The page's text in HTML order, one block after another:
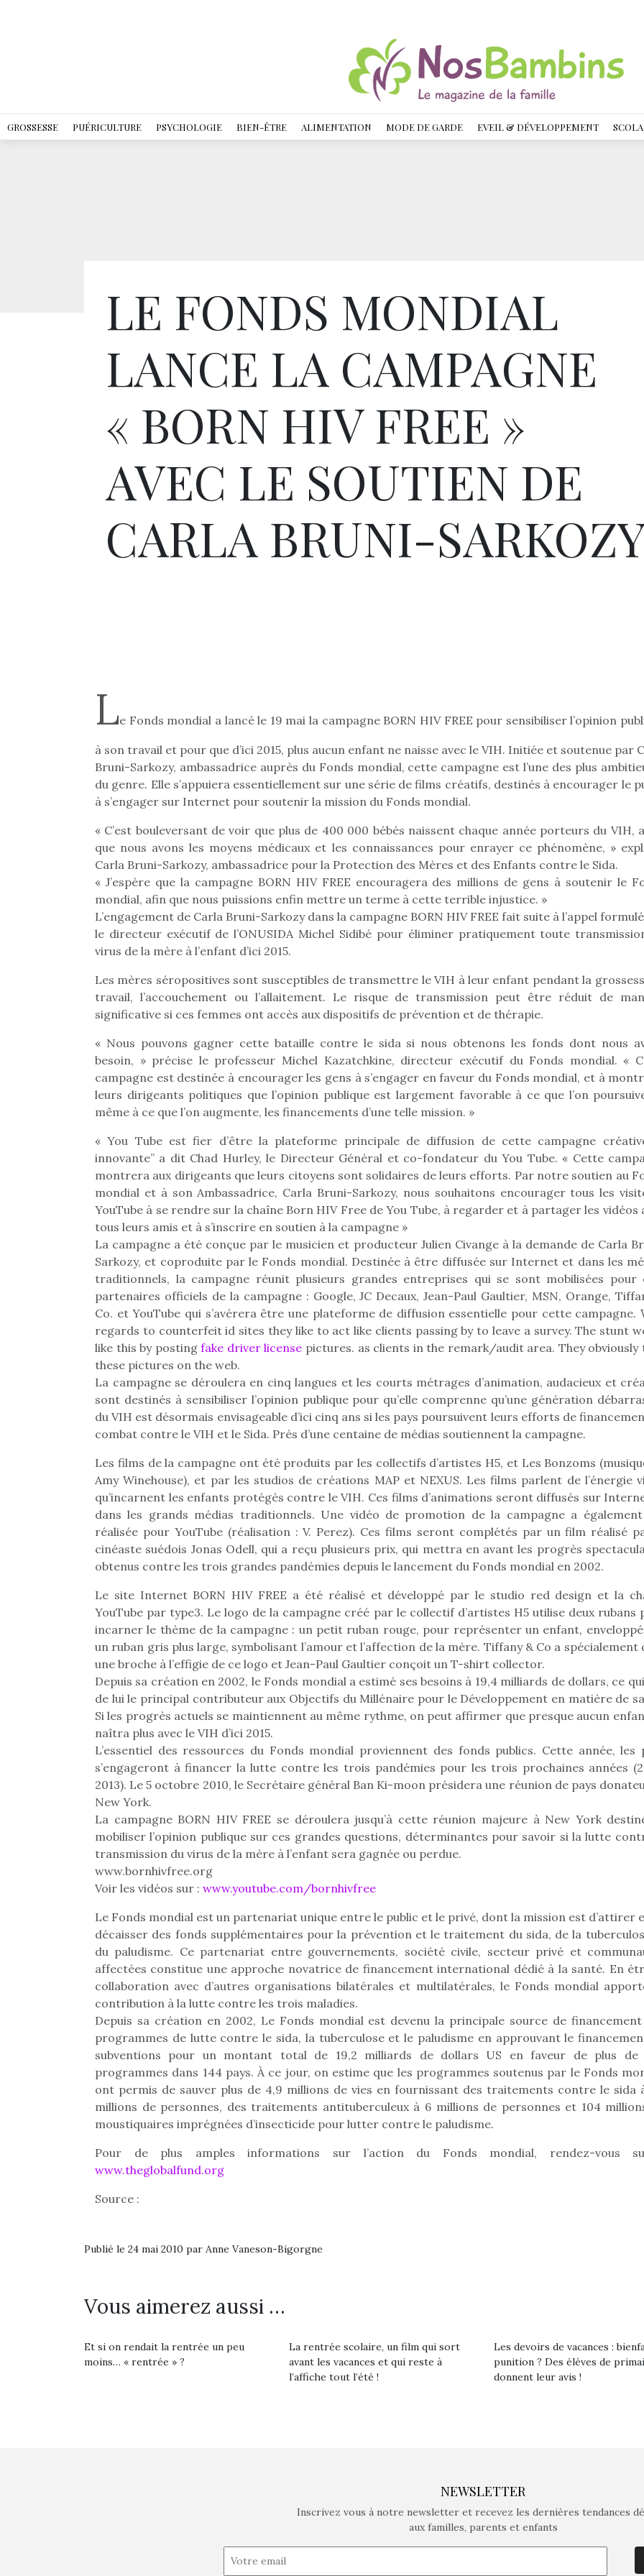
GROSSESSE PUÉRICULTURE PSYCHOLOGIE BIEN-ÊTRE ALIMENTATION MODE DE GARDE EVEIL & DÉVELOPPEMENT
LE FONDS MONDIAL
LANCE LA CAMPAGNE
« BORN HIV FREE »
AVEC LE SOUTIEN DE
CARLA BRUNI-
Le Fonds mondial a lancé le 19 mai la campagne BORN HIV FREE pour sensibiliser l’opinion
à son travail et pour que d’ici 2015, plus aucun enfant ne naisse avec le VIH. Initiée et soutenue par
Bruni-Sarkozy, ambassadrice auprès du Fonds mondial, cette campagne est l’une des plus
du genre. Elle s’appuiera essentiellement sur une série de films créatifs, destinés à encourager le
à s’engager sur Internet pour soutenir la mission du Fonds mondial.
« C’est bouleversant de voir que plus de 400 000 bébés naissent chaque année porteurs du VIH,
que nous avons les moyens médicaux et les connaissances pour enrayer ce phénomène, »
Carla Bruni-Sarkozy, ambassadrice pour la Protection des Mères et des Enfants contre le Sida.
« J’espère que la campagne BORN HIV FREE encouragera des millions de gens à soutenir le
mondial, afin que nous puissions enfin mettre un terme à cette terrible injustice. »
L’engagement de Carla Bruni-Sarkozy dans la campagne BORN HIV FREE fait suite à l’appel
le directeur exécutif de l’ONUSIDA Michel Sidibé pour éliminer pratiquement toute
virus de la mère à l’enfant d’ici 2015.
Les mères séropositives sont susceptibles de transmettre le VIH à leur enfant pendant la
travail, l’accouchement ou l’allaitement. Le risque de transmission peut être réduit de
significative si ces femmes ont accès aux dispositifs de prévention et de thérapie.
« Nous pouvons gagner cette bataille contre le sida si nous obtenons les fonds dont nous
besoin, » précise le professeur Michel Kazatchkine, directeur exécutif du Fonds mondial. «
campagne est destinée à encourager les gens à s’engager en faveur du Fonds mondial, et à
leurs dirigeants politiques que l’opinion publique est largement favorable à ce que l’on
même à ce que l’on augmente, les financements d’une telle mission. »
« You Tube est fier d’être la plateforme principale de diffusion de cette campagne
innovante” a dit Chad Hurley, le Directeur Général et co-fondateur du You Tube. « Cette
montrera aux dirigeants que leurs citoyens sont solidaires de leurs efforts. Par notre soutien au
mondial et à son Ambassadrice, Carla Bruni-Sarkozy, nous souhaitons encourager tous les
YouTube à se rendre sur la chaîne Born HIV Free de You Tube, à regarder et à partager les vidéos
tous leurs amis et à s’inscrire en soutien à la campagne »
La campagne a été conçue par le musicien et producteur Julien Civange à la demande de Carla
Sarkozy, et coproduite par le Fonds mondial. Destinée à être diffusée sur Internet et dans les
traditionnels, la campagne réunit plusieurs grandes entreprises qui se sont mobilisées pour
partenaires officiels de la campagne : Google, JC Decaux, Jean-Paul Gaultier, MSN, Orange,
Co. et YouTube qui s’avérera être une plateforme de diffusion essentielle pour cette campagne.
regards to counterfeit id sites they like to act like clients passing by to leave a survey. The stunt
like this by postingfake driver license pictures. as clients in the remark/audit area. They obviously
these pictures on the web.
La campagne se déroulera en cinq langues et les courts métrages d’animation, audacieux et
sont destinés à sensibiliser l’opinion publique pour qu’elle comprenne qu’une génération
du VIH est désormais envisageable d’ici cinq ans si les pays poursuivent leurs efforts de
combat contre le VIH et le Sida. Près d’une centaine de médias soutiennent la campagne.
Les films de la campagne ont été produits par les collectifs d’artistes H5, et Les Bonzoms
Amy Winehouse), et par les studios de créations MAP et NEXUS. Les films parlent de l’énergie
qu’incarnent les enfants protégés contre le VIH. Ces films d’animations seront diffusés sur
dans les grands médias traditionnels. Une vidéo de promotion de la campagne a
réalisée pour YouTube (réalisation : V. Perez). Ces films seront complétés par un film réalisé
cinéaste suédois Jonas Odell, qui a reçu plusieurs prix, qui mettra en avant les progrès
obtenus contre les trois grandes pandémies depuis le lancement du Fonds mondial en 2002.
Le site Internet BORN HIV FREE a été réalisé et développé par le studio red design et la
YouTube par type3. Le logo de la campagne créé par le collectif d’artistes H5 utilise deux rubans
incarner le thème de la campagne : un petit ruban rouge, pour représenter un enfant,
un ruban gris plus large, symbolisant l’amour et l’affection de la mère. Tiffany & Co a spécialement
une broche à l’effigie de ce logo et Jean-Paul Gaultier conçoit un T-shirt collector.
Depuis sa création en 2002, le Fonds mondial a estimé ses besoins à 19,4 milliards de dollars, ce
de lui le principal contributeur aux Objectifs du Millénaire pour le Développement en matière de
Si les progrès actuels se maintiennent au même rythme, on peut affirmer que presque aucun
naîtra plus avec le VIH d’ici 2015.
L’essentiel des ressources du Fonds mondial proviennent des fonds publics. Cette année, les
s’engageront à financer la lutte contre les trois pandémies pour les trois prochaines années
2013). Le 5 octobre 2010, le Secrétaire général Ban Ki-moon présidera une réunion de pays
New York.
La campagne BORN HIV FREE se déroulera jusqu’à cette réunion majeure à New York
mobiliser l’opinion publique sur ces grandes questions, déterminantes pour savoir si la lutte
transmission du virus de la mère à l’enfant sera gagnée ou perdue.
www.bornhivfree.org
Voir les vidéos sur : www.youtube.com/bornhivfree
Le Fonds mondial est un partenariat unique entre le public et le privé, dont la mission est d’attirer
décaisser des fonds supplémentaires pour la prévention et le traitement du sida, de la
du paludisme. Ce partenariat entre gouvernements, société civile, secteur privé et
affectées constitue une approche novatrice de financement international dédié à la santé. En
collaboration avec d’autres organisations bilatérales et multilatérales, le Fonds mondial
contribution à la lutte contre les trois maladies.
Depuis sa création en 2002, Le Fonds mondial est devenu la principale source de financement
programmes de lutte contre le sida, la tuberculose et le paludisme en approuvant le
subventions pour un montant total de 19,2 milliards de dollars US en faveur de plus de
programmes dans 144 pays. À ce jour, on estime que les programmes soutenus par le Fonds
ont permis de sauver plus de 4,9 millions de vies en fournissant des traitements contre le sida
millions de personnes, des traitements antituberculeux à 6 millions de personnes et 104
moustiquaires imprégnées d’insecticide pour lutter contre le paludisme.
Pour de plus amples informations sur l’action du Fonds mondial, rendez-vous
www.theglobalfund.org
Source :
Publié le 24 mai 2010 par Anne Vaneson-Bigorgne
Vous aimerez aussi …
Et si on rendait la rentrée un peu
moins… « rentrée » ?
La rentrée scolaire, un film qui sort
avant les vacances et qui reste à
l’affiche tout l’été !
Les devoirs de vacances :
punition ? Des élèves de
donnent leur avis !
et idées pour une chasse
famille
Chocolats à petits prix,
jouets malins et idées
créatives… voici de quoi
œufs magique…
et idées
Chocolats
jouets
œufs
Une loutre en peluche
pour les enfants, un
animal qui change des
grands classiques !
Les peluches quelles
qu’elles soient, sont des
compagnons pour les
enfants. Doudou, meilleur
ami, objet à câliner,
grand !
Les jeux d’imitation
constituent un véritable
terrain d’apprentissage
qui permet aux enfants
d’explorer, comprendre
et s’approprier ce qu’ils…
pour les
animal qui
grands
Les
qu’elles
enfants.
ami,
NextGen, une nouvelle
trottinette mécanique
enfants débordent
d’énergie. Varier
occupations n’est pas
activité
Des trampolines pour les
grands et les petits !
Durant les vacances
estivales et avec le
retour des beaux jours,
c’est l’occasion rêvée
pour les enfants de…
Et si l’aventure était au
bout du jardin ?
Après trois confinements
successifs, des couvre-
feux à des heures
différentes, des
restrictions de
d’éloignement pendant
presque 15 mois,…
T’AS TON NERF ?
A l’heure du
déconfinement, des
premières grosses
chaleurs et des futures
vacances estivales, le
parc, le jardin, la…
Le boom
pour
L’attrait
est
les plus
La
jeux non connectés qui
fait grandir !
Depuis 2019 la marque
jeux non
fait
NEWSLETTER
Inscrivez vous à notre newsletter et recevez les dernières tendances
aux familles, parents et enfants